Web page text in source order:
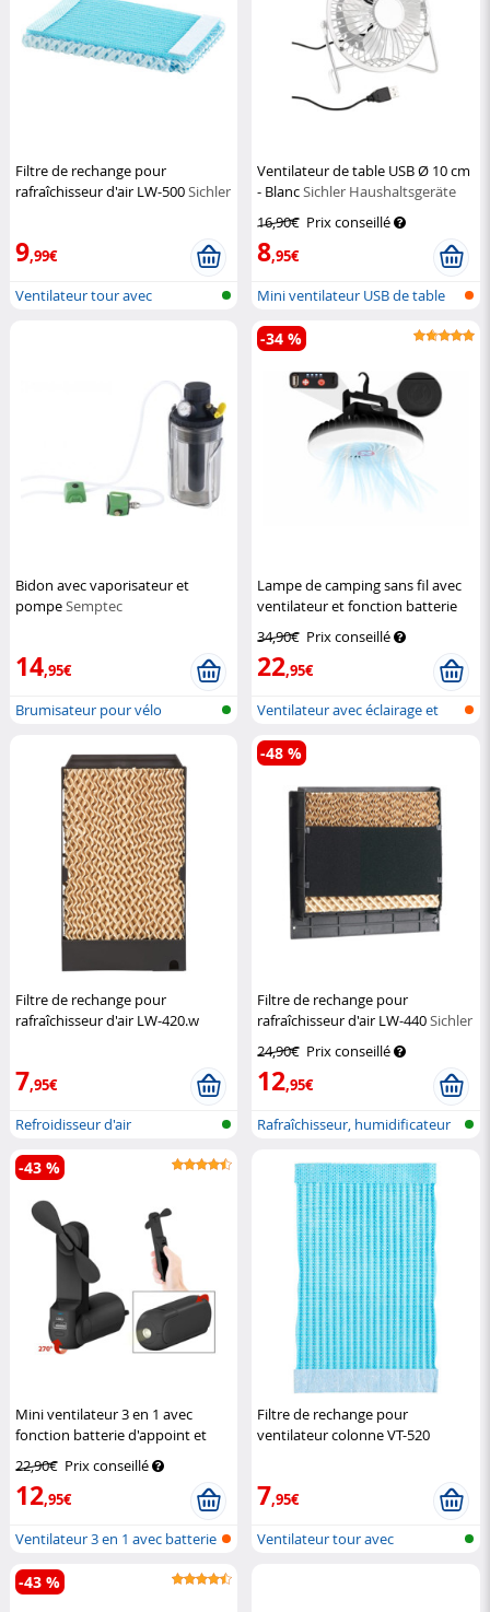
Filtre de rechange pour
rafraîchisseur d'air LW-500Sichler
9,99€
Ventilateur tour avec
Ventilateur de table USB Ø 10 cm
- BlancSichler Haushaltsgeräte
16,90€ Prix conseillé
8,95€
Mini ventilateur USB de table
en mé...
Bidon avec vaporisateur et
pompeSemptec
14,95€
Brumisateur pour vélo
Lampe de camping sans fil avec
ventilateur et fonction batterie
34,90€ Prix conseillé
22,95€
-34 %
Ventilateur avec éclairage et
fonct...
Filtre de rechange pour
rafraîchisseur d'air LW-420.w
7,95€
Refroidisseur d'air
Filtre de rechange pour
rafraîchisseur d'air LW-440Sichler
24,90€ Prix conseillé
12,95€
-48 %
Rafraîchisseur, humidificateur
Mini ventilateur 3 en 1 avec
fonction batterie d'appoint et
22,90€ Prix conseillé
12,95€
-43 %
Ventilateur 3 en 1 avec batterie
et...
Filtre de rechange pour
ventilateur colonne VT-520
7,95€
Ventilateur tour avec
-43 %